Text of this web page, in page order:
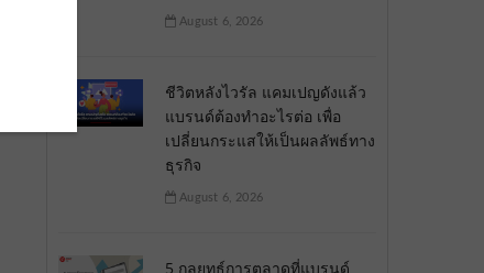
August 6, 2026
ชีวิตหลังไวรัล แคมเปญดังแล้ว
แบรนด์ต้องทำอะไรต่อ เพื่อ
เปลี่ยนกระแสให้เป็นผลลัพธ์ทาง
ธุรกิจ
August 6, 2026
5 กลยุทธ์การตลาดที่แบรนด์